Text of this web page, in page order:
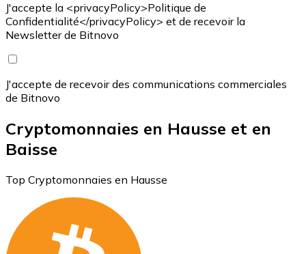
J'accepte la <privacyPolicy>Politique de
Confidentialité</privacyPolicy> et de recevoir la
Newsletter de Bitnovo
J'accepte de recevoir des communications commerciales
de Bitnovo
Cryptomonnaies en Hausse et en
Baisse
Top Cryptomonnaies en Hausse